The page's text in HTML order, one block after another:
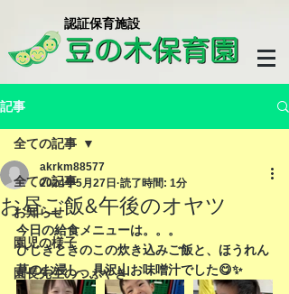
​認証保育施設
記事
全ての記事
お知らせ
園児の様子
園長先生のつぶやき
全ての記事
お昼ご飯&午後のオヤツ
akrkm88577
2024年5月27日 読了時間: 1分
今日の給食メニューは。。。
ひじきときのこの炊き込みご飯と、ほうれん
草のお浸し、具沢山お味噌汁でした😋✨